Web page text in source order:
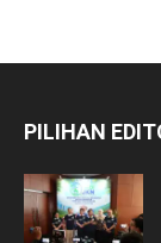
PILIHAN